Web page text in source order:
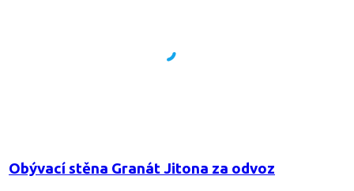
Obývací stěna Granát Jitona za odvoz